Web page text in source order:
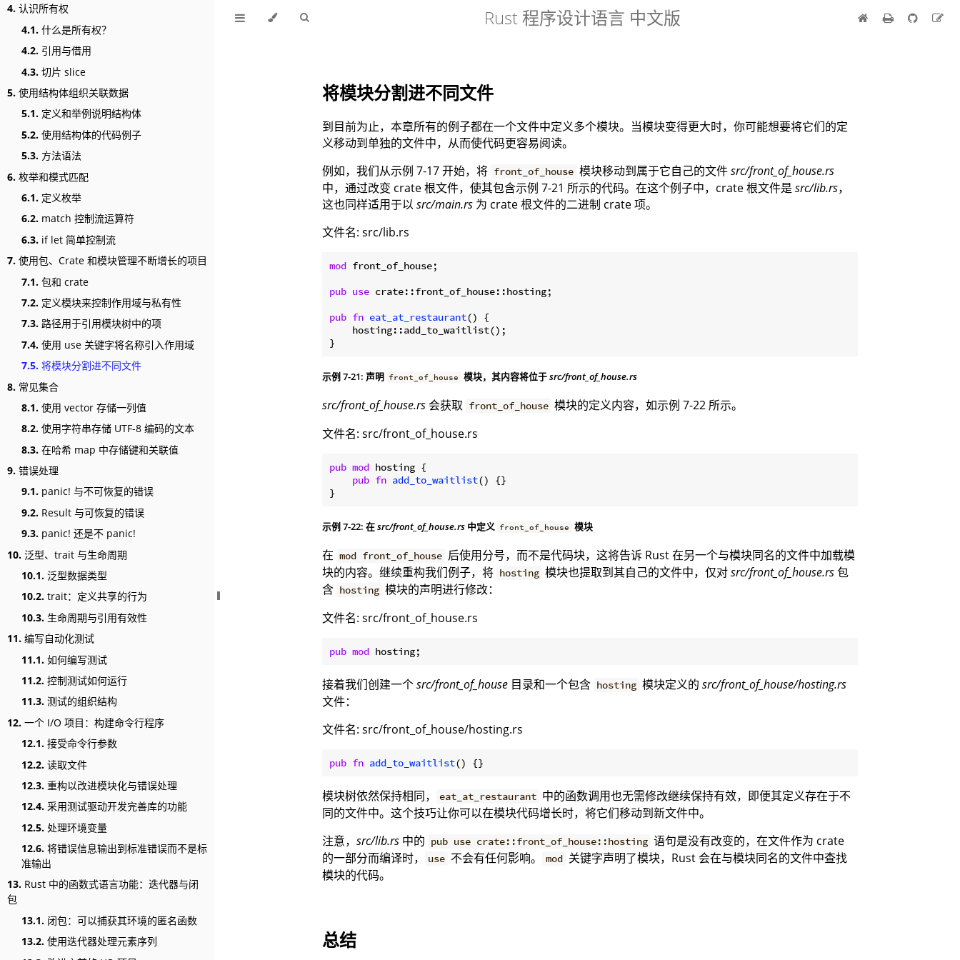
4. 认识所有权
4.1. 什么是所有权？
4.2. 引用与借用
4.3. 切片 slice
5. 使用结构体组织关联数据
5.1. 定义和举例说明结构体
5.2. 使用结构体的代码例子
5.3. 方法语法
6. 枚举和模式匹配
6.1. 定义枚举
6.2. match 控制流运算符
6.3. if let 简单控制流
7. 使用包、Crate 和模块管理不断增长的项目
7.1. 包和 crate
7.2. 定义模块来控制作用域与私有性
7.3. 路径用于引用模块树中的项
7.4. 使用 use 关键字将名称引入作用域
7.5. 将模块分割进不同文件
8. 常见集合
8.1. 使用 vector 存储一列值
8.2. 使用字符串存储 UTF-8 编码的文本
8.3. 在哈希 map 中存储键和关联值
9. 错误处理
9.1. panic! 与不可恢复的错误
9.2. Result 与可恢复的错误
9.3. panic! 还是不 panic!
10. 泛型、trait 与生命周期
10.1. 泛型数据类型
10.2. trait：定义共享的行为
10.3. 生命周期与引用有效性
11. 编写自动化测试
11.1. 如何编写测试
11.2. 控制测试如何运行
11.3. 测试的组织结构
12. 一个 I/O 项目：构建命令行程序
12.1. 接受命令行参数
12.2. 读取文件
12.3. 重构以改进模块化与错误处理
12.4. 采用测试驱动开发完善库的功能
12.5. 处理环境变量
12.6. 将错误信息输出到标准错误而不是标
准输出
13. Rust 中的函数式语言功能：迭代器与闭
包
13.1. 闭包：可以捕获其环境的匿名函数
13.2. 使用迭代器处理元素序列
Rust 程序设计语言 中文版
将模块分割进不同文件
到目前为止，本章所有的例子都在一个文件中定义多个模块。当模块变得更大时，你可能想要将它们的定
义移动到单独的文件中，从而使代码更容易阅读。
例如，我们从示例 7-17 开始，将 front_of_house 模块移动到属于它自己的文件src/front_of_house.rs
中，通过改变 crate 根文件，使其包含示例 7-21 所示的代码。在这个例子中，crate 根文件是 src/lib.rs，
这也同样适用于以 src/main.rs 为 crate 根文件的二进制 crate 项。
文件名: src/lib.rs
mod front_of_house;
pub use crate::front_of_house::hosting;
pub fn eat_at_restaurant() {
    hosting::add_to_waitlist();
}
示例 7-21: 声明 front_of_house 模块，其内容将位于src/front_of_house.rs
src/front_of_house.rs 会获取 front_of_house 模块的定义内容，如示例 7-22 所示。
文件名: src/front_of_house.rs
pub mod hosting {
pub fn add_to_waitlist() {}
}
示例 7-22: 在src/front_of_house.rs 中定义 front_of_house 模块
在 mod front_of_house 后使用分号，而不是代码块，这将告诉 Rust 在另一个与模块同名的文件中加载模
块的内容。继续重构我们例子，将 hosting 模块也提取到其自己的文件中，仅对src/front_of_house.rs包
含 hosting 模块的声明进行修改：
文件名: src/front_of_house.rs
pub mod hosting;
接着我们创建一个src/front_of_house 目录和一个包含 hosting 模块定义的src/front_of_house/hosting.rs
文件：
文件名: src/front_of_house/hosting.rs
pub fn add_to_waitlist() {}
模块树依然保持相同， eat_at_restaurant 中的函数调用也无需修改继续保持有效，即便其定义存在于不
同的文件中。这个技巧让你可以在模块代码增长时，将它们移动到新文件中。
注意， src/lib.rs 中的 pub use crate::front_of_house::hosting 语句是没有改变的，在文件作为 crate
的一部分而编译时，
use 不会有任何影响。 mod 关键字声明了模块，Rust 会在与模块同名的文件中查找
模块的代码。
总结